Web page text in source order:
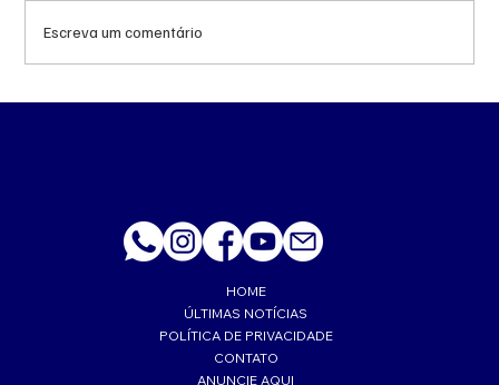
Escreva um comentário
HOME
ÚLTIMAS NOTÍCIAS
POLÍTICA DE PRIVACIDADE
CONTATO
ANUNCIE AQUI